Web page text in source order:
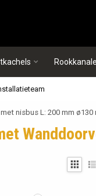
nisbus L: 200 mm ø130